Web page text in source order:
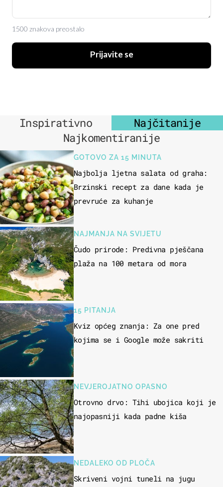
1500 znakova preostalo
Prijavite se
Inspirativno
Najčitanije
Najkomentiranije
GOTOVO ZA 15 MINUTA
Najbolja ljetna salata od graha:
Brzinski recept za dane kada je
prevruće za kuhanje
NAJMANJA NA SVIJETU
Čudo prirode: Predivna pješčana
plaža na 100 metara od mora
15 PITANJA
Kviz općeg znanja: Za one pred
kojima se i Google može sakriti
NEVJEROJATNO OPASNO
Otrovno drvo: Tihi ubojica koji je
najopasniji kada padne kiša
NEDALEKO OD PLOČA
Skriveni vojni tuneli na jugu